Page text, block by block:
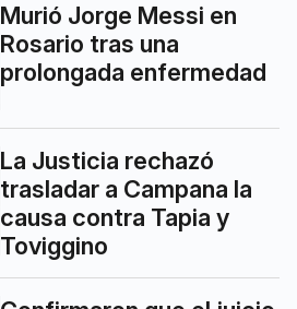
Murió Jorge Messi en
Rosario tras una
prolongada enfermedad
La Justicia rechazó
trasladar a Campana la
causa contra Tapia y
Toviggino